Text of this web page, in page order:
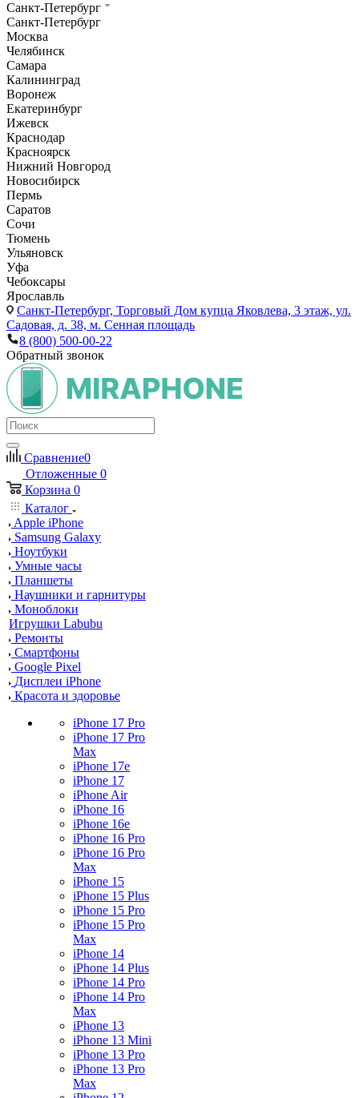
Санкт-Петербург
Санкт-Петербург
Москва
Челябинск
Самара
Калининград
Воронеж
Екатеринбург
Ижевск
Краснодар
Красноярск
Нижний Новгород
Новосибирск
Пермь
Саратов
Сочи
Тюмень
Ульяновск
Уфа
Чебоксары
Ярославль
Санкт-Петербург, Торговый Дом купца Яковлева, 3 этаж, ул.
Садовая, д. 38, м. Сенная площадь
8 (800) 500-00-22
Обратный звонок
Сравнение0
Отложенные 0
Корзина 0
Каталог
Apple iPhone
Samsung Galaxy
Ноутбуки
Умные часы
Планшеты
Наушники и гарнитуры
Моноблоки
Игрушки Labubu
Ремонты
Смартфоны
Google Pixel
Дисплеи iPhone
Красота и здоровье
iPhone 17 Pro
iPhone 17 Pro
Max
iPhone 17e
iPhone 17
iPhone Air
iPhone 16
iPhone 16e
iPhone 16 Pro
iPhone 16 Pro
Max
iPhone 15
iPhone 15 Plus
iPhone 15 Pro
iPhone 15 Pro
Max
iPhone 14
iPhone 14 Plus
iPhone 14 Pro
iPhone 14 Pro
Max
iPhone 13
iPhone 13 Mini
iPhone 13 Pro
iPhone 13 Pro
Max